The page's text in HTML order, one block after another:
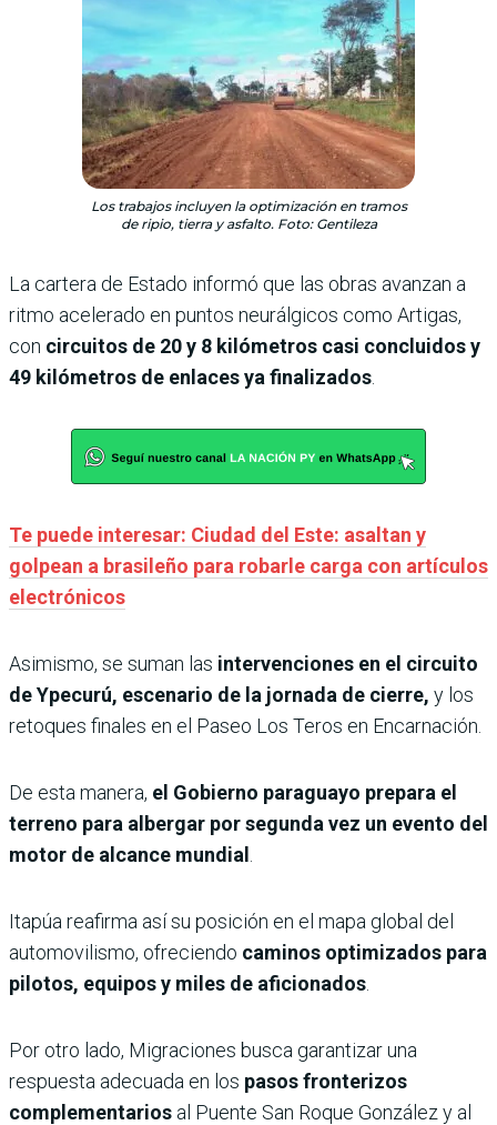
Los trabajos incluyen la optimización en tramos
de ripio, tierra y asfalto. Foto: Gentileza
La cartera de Estado informó que las obras avanzan a
ritmo acelerado en puntos neurálgicos como Artigas,
con circuitos de 20 y 8 kilómetros casi concluidos y
49 kilómetros de enlaces ya finalizados
Te puede interesar: Ciudad del Este: asaltan y
golpean a brasileño para robarle carga con artículos
electrónicos
Asimismo, se suman las intervenciones en el circuito
de Ypecurú, escenario de la jornada de cierre, y los
retoques finales en el Paseo Los Teros en Encarnación.
De esta manera, el Gobierno paraguayo prepara el
terreno para albergar por segunda vez un evento del
motor de alcance mundial
Itapúa reafirma así su posición en el mapa global del
automovilismo, ofreciendo caminos optimizados para
pilotos, equipos y miles de aficionados
Por otro lado, Migraciones busca garantizar una
respuesta adecuada en los pasos fronterizos
complementarios al Puente San Roque González y al